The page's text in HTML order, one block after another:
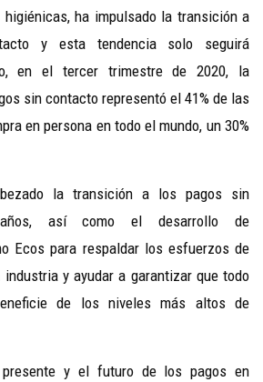
higiénicas, ha impulsado la transición a
y esta tendencia solo seguirá
en el tercer trimestre de 2020, la
sin contacto representó el 41% de las
en persona en todo el mundo, un 30%
la transición a los pagos sin
así como el desarrollo de
Ecos para respaldar los esfuerzos de
y ayudar a garantizar que todo
de los niveles más altos de
y el futuro de los pagos en